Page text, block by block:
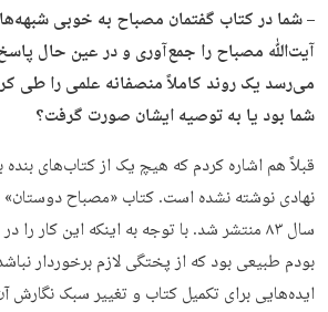
– شما در کتاب گفتمان مصباح به خوبی شبهه‌ها
آیت‌ﷲ مصباح را جمع‌آوری و در عین حال پاسخ
می‌رسد یک روند کاملاً منصفانه علمی را طی
شما بود یا به توصیه ایشان صورت گرفت؟
قبلاً هم اشاره کردم که هیچ یک از کتاب‌های
نهادی نوشته نشده است. کتاب «مصباح دوستان»
بودم طبیعی بود که از پختگی لازم برخوردار نباشد
ایده‌هایی برای تکمیل کتاب و تغییر سبک نگارش